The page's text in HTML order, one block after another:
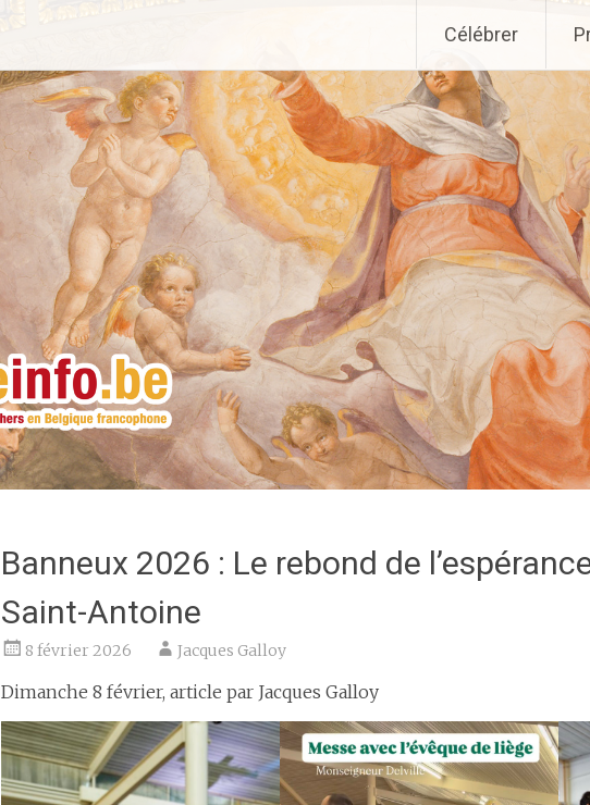
au
principal
Célébrer
Banneux 2026 : Le rebond de
Saint-Antoine
8 février 2026 Jacques Galloy
Dimanche 8 février, article par Jacques Galloy